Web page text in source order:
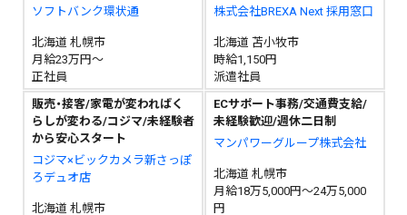
ソフトバンク環状通
北海道 札幌市
月給23万円～
正社員
株式会社BREXA Next 採用窓口
北海道 苫小牧市
時給1,150円
派遣社員
販売・接客/家電が変わればく
らしが変わる/コジマ/未経験者
から安心スタート
コジマ×ビックカメラ新さっぽ
ろデュオ店
北海道 札幌市
ECサポート事務/交通費支給/
未経験歓迎/週休二日制
マンパワーグループ株式会社
北海道 札幌市
月給18万5,000円～24万5,000
円